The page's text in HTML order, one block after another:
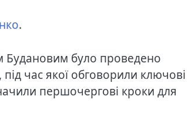
.
Будановим було проведено
час якої обговорили ключові
першочергові кроки для